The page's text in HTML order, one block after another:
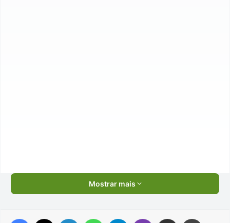
Mostrar mais
Facebook Linkedin WhatsAppTelegram Viber Compartilhar via e-mail